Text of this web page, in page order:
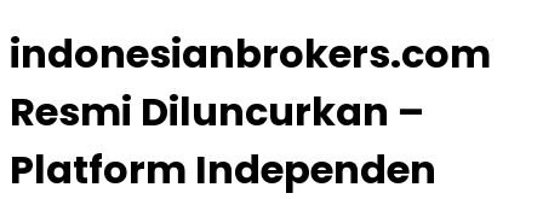
indonesianbrokers.com
Resmi Diluncurkan –
Platform Independen